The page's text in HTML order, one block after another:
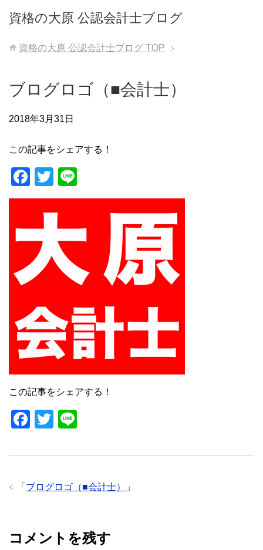
資格の大原 公認会計士ブログ
資格の大原 公認会計士ブログ TOP
ブログロゴ（■会計士）
2018年3月31日
この記事をシェアする！
F
a
e
b
o
k
T
wi
tt
er
n
この記事をシェアする！
F
c
b
o
T
tt
e
「 ブログロゴ（■会計士） 」
コメントを残す